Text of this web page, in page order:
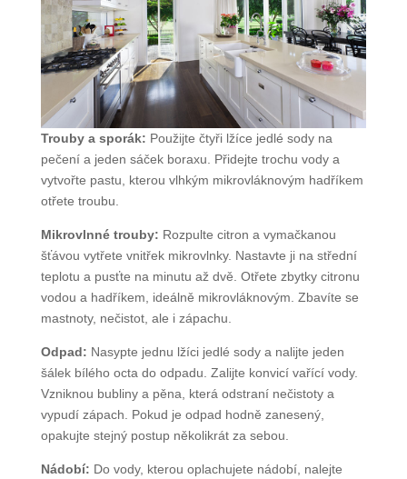
Trouby a sporák: Použijte čtyři lžíce jedlé sody na
pečení a jeden sáček boraxu. Přidejte trochu vody a
vytvořte pastu, kterou vlhkým mikrovláknovým hadříkem
otřete troubu.
Mikrovlnné trouby: Rozpulte citron a vymačkanou
šťávou vytřete vnitřek mikrovlnky. Nastavte ji na střední
teplotu a pusťte na minutu až dvě. Otřete zbytky citronu
vodou a hadříkem, ideálně mikrovláknovým. Zbavíte se
mastnoty, nečistot, ale i zápachu.
Odpad: Nasypte jednu lžíci jedlé sody a nalijte jeden
šálek bílého octa do odpadu. Zalijte konvicí vařící vody.
Vzniknou bubliny a pěna, která odstraní nečistoty a
vypudí zápach. Pokud je odpad hodně zanesený,
opakujte stejný postup několikrát za sebou.
Nádobí: Do vody, kterou oplachujete nádobí, nalejte